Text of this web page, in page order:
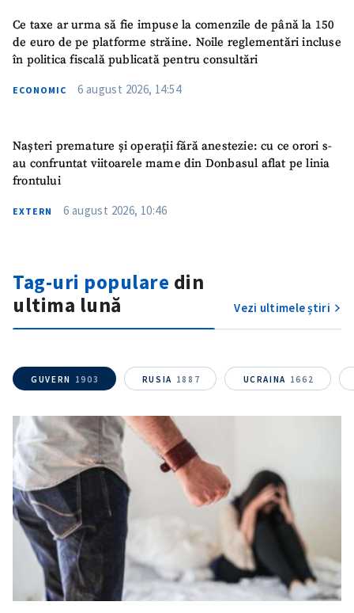
Ce taxe ar urma să fie impuse la comenzile de până la 150
de euro de pe platforme străine. Noile reglementări incluse
în politica fiscală publicată pentru consultări
ECONOMIC 6 august 2026, 14:54
Nașteri premature și operații fără anestezie: cu ce orori s-
au confruntat viitoarele mame din Donbasul aflat pe linia
frontului
EXTERN 6 august 2026, 10:46
Tag-uri populare din
ultima lună
Vezi ultimele știri
GUVERN 1903 RUSIA 1887 UCRAINA 1662
Titlu știre
+ Adaugă titlu
Fotografie
+ Încarcă imagine
Link media+ Link media